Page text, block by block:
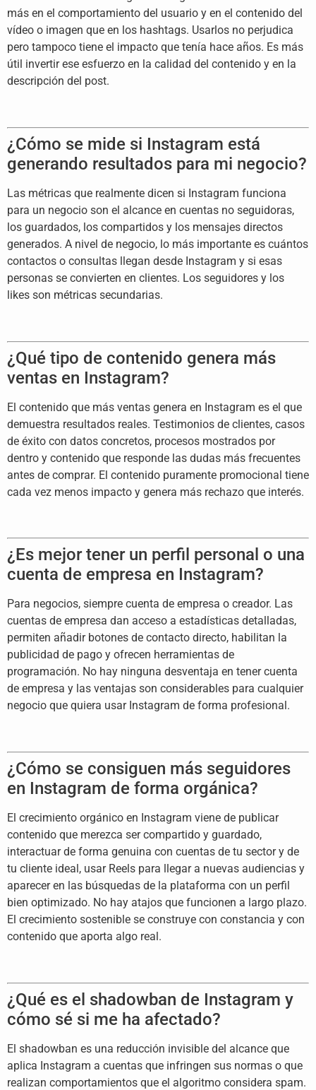
más en el comportamiento del usuario y en el contenido del
vídeo o imagen que en los hashtags. Usarlos no perjudica
pero tampoco tiene el impacto que tenía hace años. Es más
útil invertir ese esfuerzo en la calidad del contenido y en la
descripción del post.
¿Cómo se mide si Instagram está
generando resultados para mi negocio?
Las métricas que realmente dicen si Instagram funciona
para un negocio son el alcance en cuentas no seguidoras,
los guardados, los compartidos y los mensajes directos
generados. A nivel de negocio, lo más importante es cuántos
contactos o consultas llegan desde Instagram y si esas
personas se convierten en clientes. Los seguidores y los
likes son métricas secundarias.
¿Qué tipo de contenido genera más
ventas en Instagram?
El contenido que más ventas genera en Instagram es el que
demuestra resultados reales. Testimonios de clientes, casos
de éxito con datos concretos, procesos mostrados por
dentro y contenido que responde las dudas más frecuentes
antes de comprar. El contenido puramente promocional tiene
cada vez menos impacto y genera más rechazo que interés.
¿Es mejor tener un perfil personal o una
cuenta de empresa en Instagram?
Para negocios, siempre cuenta de empresa o creador. Las
cuentas de empresa dan acceso a estadísticas detalladas,
permiten añadir botones de contacto directo, habilitan la
publicidad de pago y ofrecen herramientas de
programación. No hay ninguna desventaja en tener cuenta
de empresa y las ventajas son considerables para cualquier
negocio que quiera usar Instagram de forma profesional.
¿Cómo se consiguen más seguidores
en Instagram de forma orgánica?
El crecimiento orgánico en Instagram viene de publicar
contenido que merezca sercompartido y guardado,
interactuar de forma genuina con cuentas de tu sectory de
tu cliente ideal, usar Reels para
llegar a nuevas audiencias y
apareceren las búsquedas de la plataforma con un perfil
bien optimizado. No hay atajos que funcionen a largo plazo.
El crecimiento sostenible se construye con constancia y con
contenido que aporta algo real.
¿Qué es el shadowban de Instagram y
cómo sé si me ha afectado?
El shadowban es una reducción invisible del alcance que
aplica Instagram a cuentas que infringen sus normas o que
realizan comportamientos que el algoritmo considera spam.